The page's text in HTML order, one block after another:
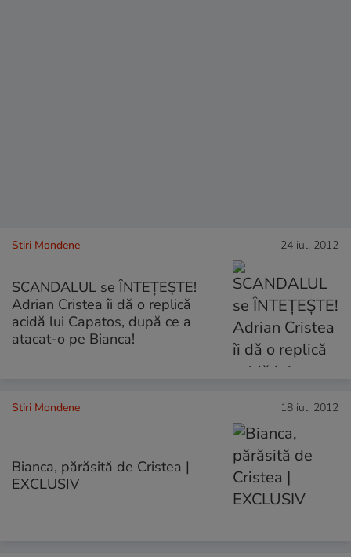
Stiri Mondene 24 iul. 2012
SCANDALUL se ÎNTEȚEȘTE!
Adrian Cristea îi dă o replică
acidă lui Capatos, după ce a
atacat-o pe Bianca!
Stiri Mondene 18 iul. 2012
Bianca, părăsită de Cristea |
EXCLUSIV